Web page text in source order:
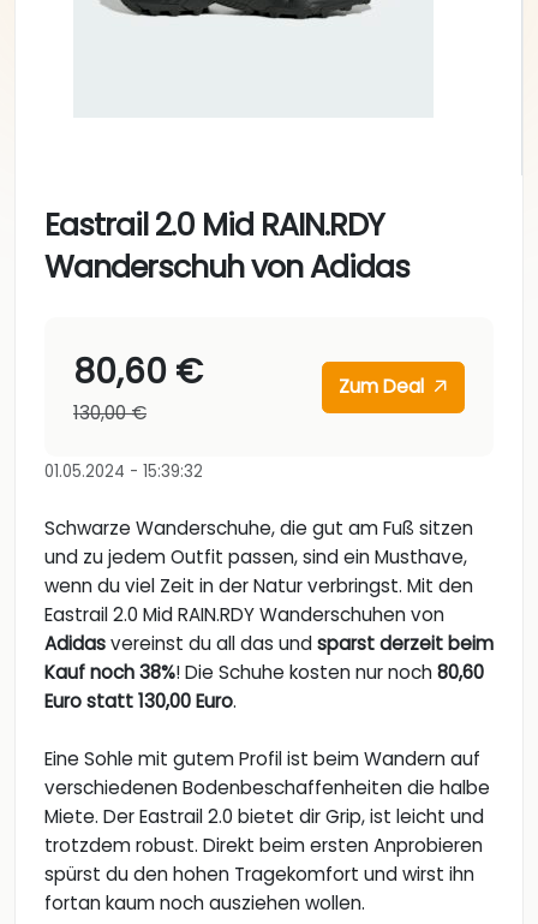
Eastrail 2.0 Mid RAIN.RDY
Wanderschuh von Adidas
80,60 €
130,00 €
Zum Deal
01.05.2024 - 15:39:32
Schwarze Wanderschuhe, die gut am Fuß sitzen
und zu jedem Outfit passen, sind ein Musthave,
wenn du viel Zeit in der Natur verbringst. Mit den
Eastrail 2.0 Mid RAIN.RDY Wanderschuhen von
Adidasvereinst du all das undsparst derzeit beim
Kauf noch 38%! Die Schuhe kosten nur noch80,60
Euro statt 130,00 Euro.
Eine Sohle mit gutem Profil ist beim Wandern auf
verschiedenen Bodenbeschaffenheiten die halbe
Miete. Der Eastrail 2.0 bietet dir Grip, ist leicht und
trotzdem robust. Direkt beim ersten Anprobieren
spürst du den hohen Tragekomfort und wirst ihn
fortan kaum noch ausziehen wollen.